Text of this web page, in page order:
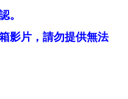
。
影片，請勿提供無法